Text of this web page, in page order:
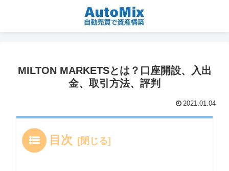
MILTON MARKETSとは？口座開設、入出
金、取引方法、評判
2021.01.04
目次